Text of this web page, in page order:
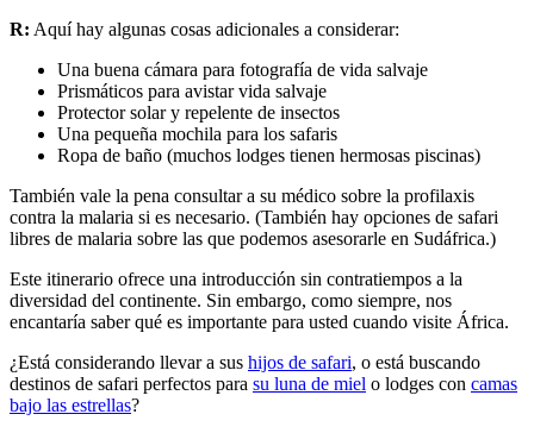
R: Aquí hay algunas cosas adicionales a considerar:
Una buena cámara para fotografía de vida salvaje
Prismáticos para avistar vida salvaje
Protector solar y repelente de insectos
Una pequeña mochila para los safaris
Ropa de baño (muchos lodges tienen hermosas piscinas)
También vale la pena consultar a su médico sobre la profilaxis
contra la malaria si es necesario. (También hay opciones de safari
libres de malaria sobre las que podemos asesorarle en Sudáfrica.)
Este itinerario ofrece una introducción sin contratiempos a la
diversidad del continente. Sin embargo, como siempre, nos
encantaría saber qué es importante para usted cuando visite África.
¿Está considerando llevar a sus hijos de safari, o está buscando
destinos de safari perfectos para su luna de miel o lodges con camas
bajo las estrellas?